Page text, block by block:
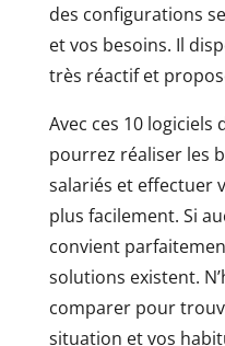
des configurations
et vos besoins. Il
très réactif et
Avec ces 10 logiciels
pourrez réaliser les
salariés et effectuer
plus facilement. Si
convient
solutions existent.
comparer pour
situation et vos